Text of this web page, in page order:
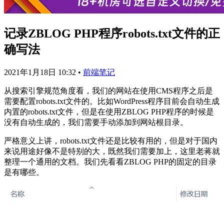
记录ZBLOG PHP程序robots.txt文件的正
确写法
2021年1月18日 10:32 • 前端笔记
从搜索引擎规范角度看，我们的网站在使用CMS程序之后是
需要配置robots.txt文件的。比如WordPress程序目前会自动生成
内置的robots.txt文件，但是在使用ZBLOG PHP程序的时候是
没有自动生成的，我们需要手动添加到网站根目录。
严格意义上讲，robots.txt文件还是比较有用的，但是对于国内
来说用途好像不是特别的大，既然我们需要加上，这里老蒋就
整理一个通用的文档。我们先看看ZBLOG PHP的固定的目录
是有哪些。